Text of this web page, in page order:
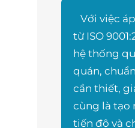
Với việc
từ ISO
hệ thống
quán,
cần thiết,
cùng là tạo
tiến độ và